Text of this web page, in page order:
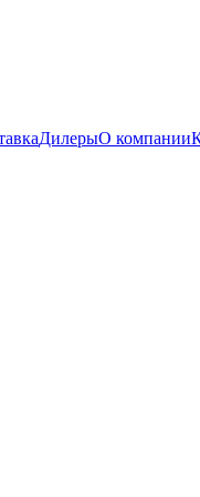
ДилерыО компании